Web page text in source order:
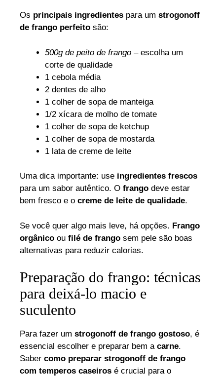
Os principais ingredientes para um strogonoff
de frango perfeito são:
500g de peito de frango – escolha um
corte de qualidade
1 cebola média
2 dentes de alho
1 colher de sopa de manteiga
1/2 xícara de molho de tomate
1 colher de sopa de ketchup
1 colher de sopa de mostarda
1 lata de creme de leite
Uma dica importante: use ingredientes frescos
para um sabor autêntico. O frango deve estar
bem fresco e o creme de leite de qualidade.
Se você quer algo mais leve, há opções. Frango
orgânico ou filé de frango sem pele são boas
alternativas para reduzir calorias.
Preparação do frango: técnicas
para deixá-lo macio e
suculento
Para fazer um strogonoff de frango gostoso, é
essencial escolher e preparar bem acarne.
Saber como preparar strogonoff de frango
com temperos caseiros é crucial para o